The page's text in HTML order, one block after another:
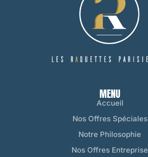
MENU
Accueil
Nos Offres Spéciales
Notre Philosophie
Nos Offres Entreprise